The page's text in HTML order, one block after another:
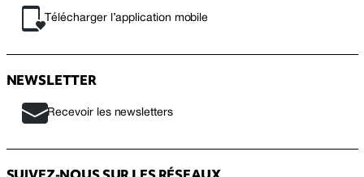
Télécharger l’application mobile
NEWSLETTER
Recevoir les newsletters